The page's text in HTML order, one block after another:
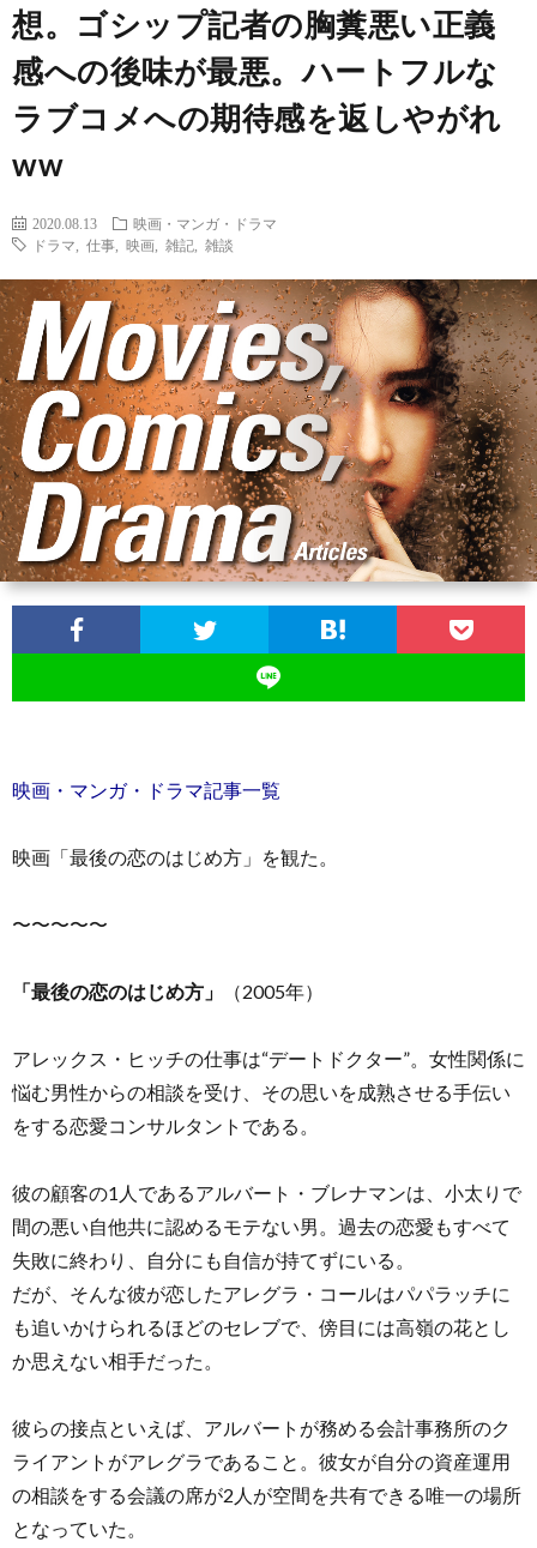
ナ
ッ
プ
グ
観
戦
ン
ガ・
ド
ラ
マ
ラ
リ
ー
ー
ム
せ
想。ゴシップ記者の胸糞悪い正義
感への後味が最悪。ハートフルな
ラブコメへの期待感を返しやがれ
ww
2020.08.13
映画・マンガ・ドラマ
ドラマ
仕事 映画 雑記 雑談
映画・マンガ・ドラマ記事一覧
映画「最後の恋のはじめ方」を観た。
〜〜〜〜〜
「最後の恋のはじめ方」 （2005年）
アレックス・ヒッチの仕事は“デートドクター”。女性関係に
悩む男性からの相談を受け、その思いを成熟させる手伝い
をする恋愛コンサルタントである。
彼の顧客の1人であるアルバート・ブレナマンは、小太りで
間の悪い自他共に認めるモテない男。過去の恋愛もすべて
失敗に終わり、自分にも自信が持てずにいる。
だが、そんな彼が恋したアレグラ・コールはパパラッチに
も追いかけられるほどのセレブで、傍目には高嶺の花とし
か思えない相手だった。
彼らの接点といえば、アルバートが務める会計事務所のク
ライアントがアレグラであること。彼女が自分の資産運用
の相談をする会議の席が2人が空間を共有できる唯一の場所
となっていた。